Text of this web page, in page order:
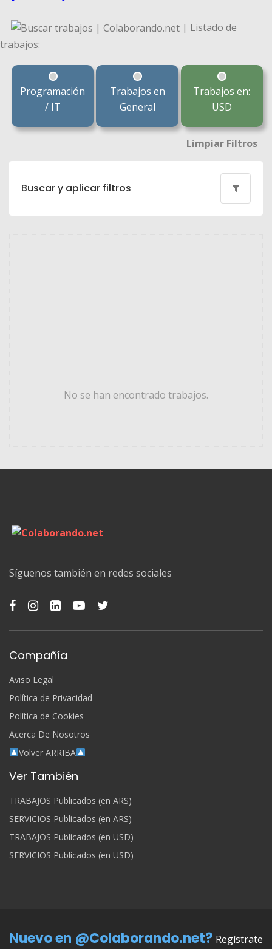
| Listado de
trabajos:
Programación
/ IT
Trabajos en
General
Trabajos en:
USD
Limpiar Filtros
Buscar y aplicar filtros
No se han encontrado trabajos.
Síguenos también en redes sociales
Compañía
Aviso Legal
Política de Privacidad
Política de Cookies
Acerca De Nosotros
Volver ARRIBA
Ver También
TRABAJOS Publicados (en ARS)
SERVICIOS Publicados (en ARS)
TRABAJOS Publicados (en USD)
SERVICIOS Publicados (en USD)
Nuevo en @Colaborando.net? Regístrate